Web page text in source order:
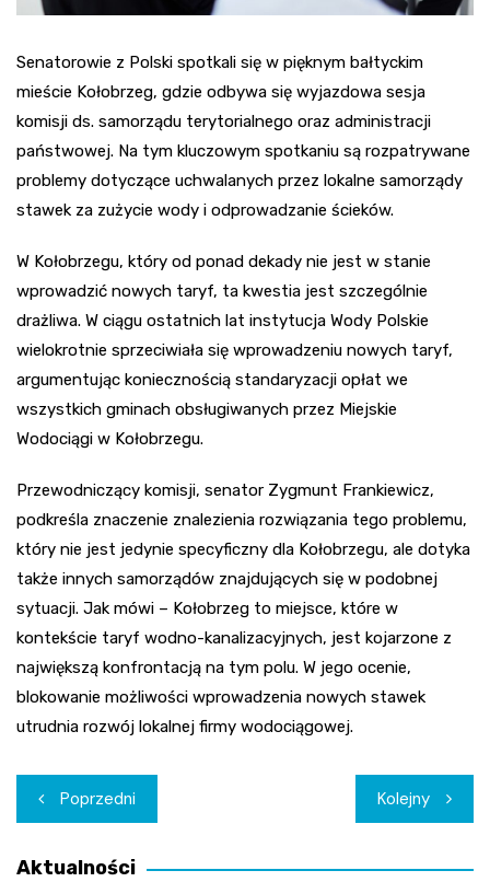
Senatorowie z Polski spotkali się w pięknym bałtyckim
mieście Kołobrzeg, gdzie odbywa się wyjazdowa sesja
komisji ds. samorządu terytorialnego oraz administracji
państwowej. Na tym kluczowym spotkaniu są rozpatrywane
problemy dotyczące uchwalanych przez lokalne samorządy
stawek za zużycie wody i odprowadzanie ścieków.
W Kołobrzegu, który od ponad dekady nie jest w stanie
wprowadzić nowych taryf, ta kwestia jest szczególnie
drażliwa. W ciągu ostatnich lat instytucja Wody Polskie
wielokrotnie sprzeciwiała się wprowadzeniu nowych taryf,
argumentując koniecznością standaryzacji opłat we
wszystkich gminach obsługiwanych przez Miejskie
Wodociągi w Kołobrzegu.
Przewodniczący komisji, senator Zygmunt Frankiewicz,
podkreśla znaczenie znalezienia rozwiązania tego problemu,
który nie jest jedynie specyficzny dla Kołobrzegu, ale dotyka
także innych samorządów znajdujących się w podobnej
sytuacji. Jak mówi – Kołobrzeg to miejsce, które w
kontekście taryf wodno-kanalizacyjnych, jest kojarzone z
największą konfrontacją na tym polu. W jego ocenie,
blokowanie możliwości wprowadzenia nowych stawek
utrudnia rozwój lokalnej firmy wodociągowej.
Nawigacja
wpisu
Poprzedni Kolejny
Aktualności